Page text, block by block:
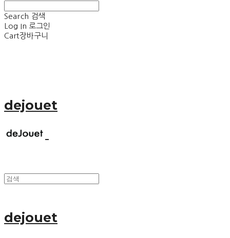
Search 검색
Log In 로그인
Cart장바구니
dejouet
dejouet